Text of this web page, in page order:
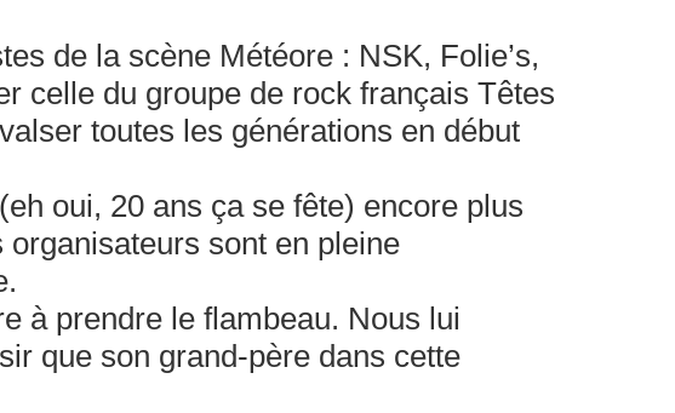
de la scène Météore : NSK, Folie’s,
celle du groupe de rock français Têtes
toutes les générations en début
oui, 20 ans ça se fête) encore plus
sont en pleine
à prendre le flambeau. Nous lui
que son grand-père dans cette